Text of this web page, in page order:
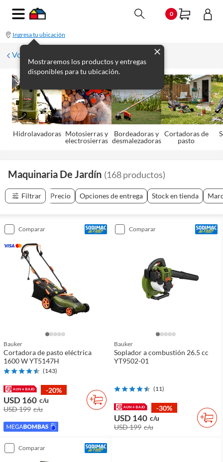
0
Ingresa tu ubicación
Mostraremos los productos y entregas
disponibles para tu ubicación.
Volver
Hidrolavadoras Motosierras y
electrosierras
Bordeadoras y
desmalezadoras
Cortadoras de
pasto
Maquinaria De Jardín (168productos)
Filtrar Precio Opciones de entrega Stock en tienda
comparar
Bauker
Cortadora de pasto eléctrica
1600 W YT5147H
(143)
-20%
USD 160 c/u
USD 199 c/u
comparar
Bauker
Soplador a combustión 26.5 cc
YT9502-01
(11)
-30%
USD 140 c/u
USD 199 c/u
comparar